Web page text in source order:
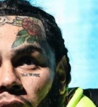
Taylor
Kelce
1 month ago